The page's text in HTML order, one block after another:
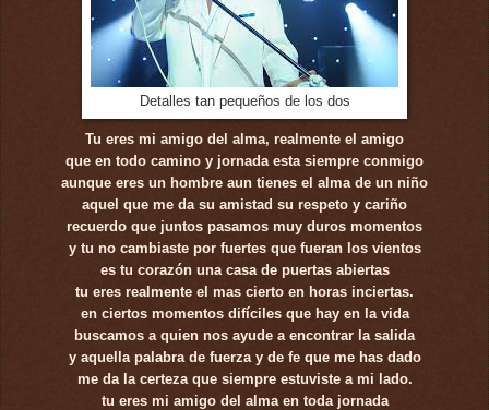
Detalles tan pequeños de los dos
Tu eres mi amigo del alma, realmente el amigo
que en todo camino y jornada esta siempre conmigo
aunque eres un hombre aun tienes el alma de un niño
aquel que me da su amistad su respeto y cariño
recuerdo que juntos pasamos muy duros momentos
y tu no cambiaste por fuertes que fueran los vientos
es tu corazón una casa de puertas abiertas
tu eres realmente el mas cierto en horas inciertas.
en ciertos momentos difíciles que hay en la vida
buscamos a quien nos ayude a encontrar la salida
y aquella palabra de fuerza y de fe que me has dado
me da la certeza que siempre estuviste a mi lado.
tu eres mi amigo del alma en toda jornada